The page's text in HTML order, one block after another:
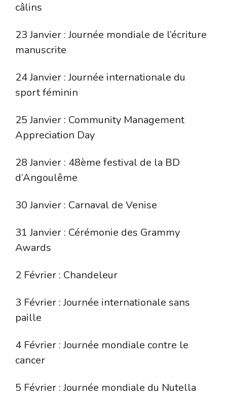
câlins
23 Janvier : Journée mondiale de l’écriture
manuscrite
24 Janvier : Journée internationale du
sport féminin
25 Janvier : Community Management
Appreciation Day
28 Janvier : 48ème festival de la BD
d’Angoulême
30 Janvier : Carnaval de Venise
31 Janvier : Cérémonie des Grammy
Awards
2 Février : Chandeleur
3 Février : Journée internationale sans
paille
4 Février : Journée mondiale contre le
cancer
5 Février : Journée mondiale du Nutella